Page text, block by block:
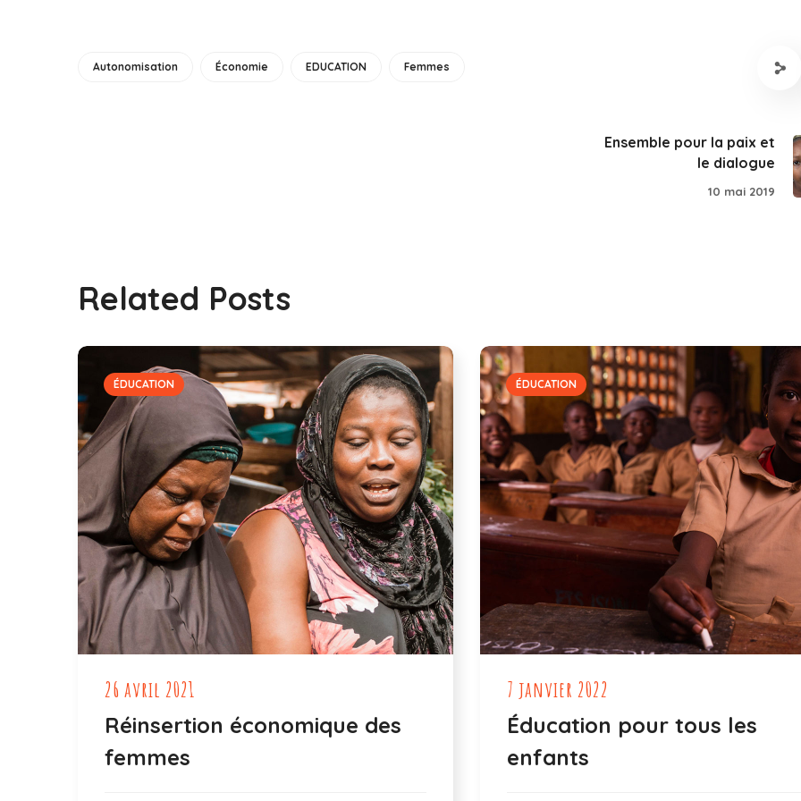
Autonomisation Économie EDUCATION Femmes
Ensemble pour la paix et
le dialogue
10 mai 2019
Related Posts
ÉDUCATION
26 avril 2021
Réinsertion économique des
femmes
ÉDUCATION
7 janvier 2022
Éducation pour tous les
enfants